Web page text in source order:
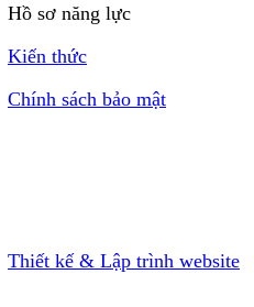
Hồ sơ năng lực
Kiến thức
Chính sách bảo mật
Thiết kế & Lập trình website